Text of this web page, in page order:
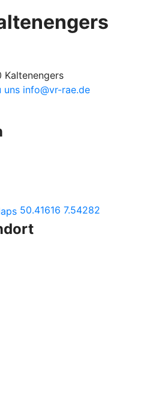
Kaltenengers
uns info@vr-rae.de
50.41616 7.54282